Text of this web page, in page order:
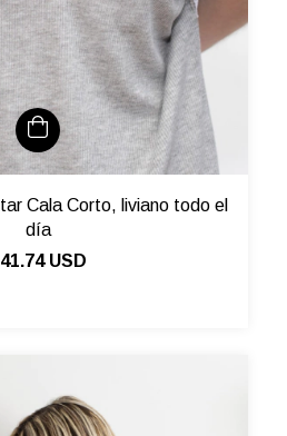
Cala Corto, liviano todo el
día
USD